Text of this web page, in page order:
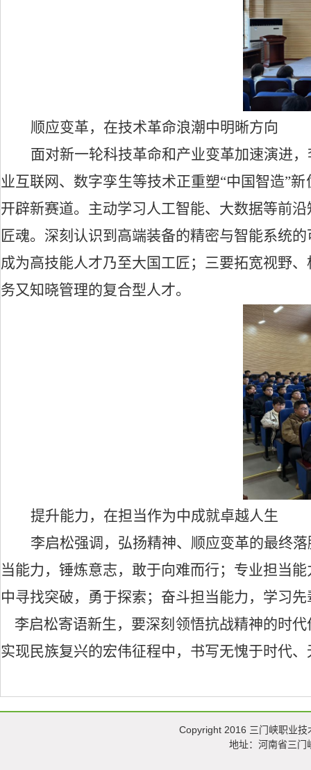
顺应变革，在技术革命浪潮中明晰方向
面对新一轮科技革命和产业变革加速演进
业互联网、数字孪生等技术正重塑“中国智造”
开辟新赛道。 主动学习人工智能、大数据等前
匠魂。 深刻认识到高端装备的精密与智能系统
成为高技能人才乃至大国工匠； 三要拓宽视野
务又知晓管理的复合型人才。
提升能力，在担当作为中成就卓越人生
李启松强调，弘扬精神、顺应变革的最终
当能力 ，锤炼意志，敢于向难而行； 专业担当能
中寻找突破，勇于探索； 奋斗担当能力， 学习
李启松寄语新生，要深刻领悟抗战精神的时
实现民族复兴的宏伟征程中，书写无愧于时代
Copyright 2016 三门峡职业
地址：河南省三门